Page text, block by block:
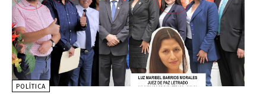
POLÍTICA